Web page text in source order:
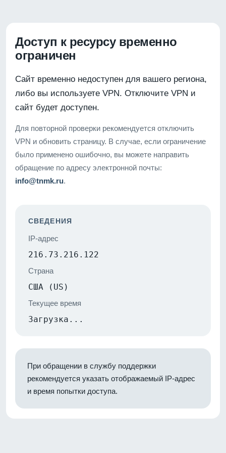
Доступ к ресурсу временно
ограничен
Сайт временно недоступен для вашего региона,
либо вы используете VPN. Отключите VPN и
сайт будет доступен.
Для повторной проверки рекомендуется отключить
VPN и обновить страницу. В случае, если ограничение
было применено ошибочно, вы можете направить
обращение по адресу электронной почты:
info@tnmk.ru.
СВЕДЕНИЯ
IP-адрес
216.73.216.122
Страна
США (US)
Текущее время
Загрузка...
При обращении в службу поддержки
рекомендуется указать отображаемый IP-адрес
и время попытки доступа.